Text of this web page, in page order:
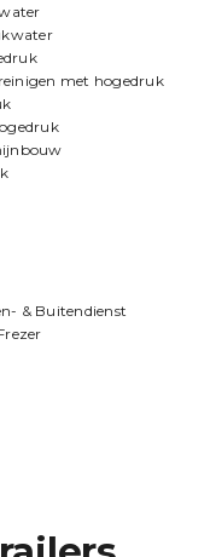
met hogedruk
& Buitendienst